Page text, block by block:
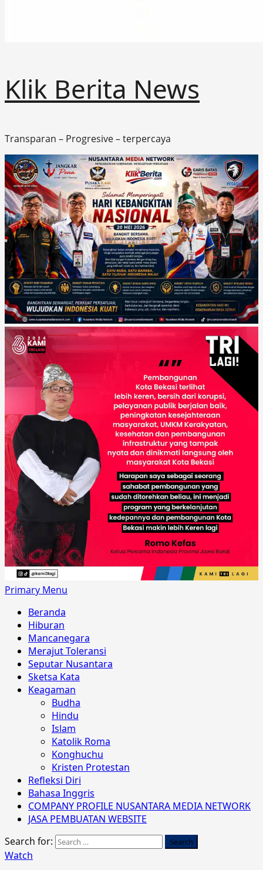
Klik Berita News
Transparan – Progresive – terpercaya
Primary Menu
Beranda
Hiburan
Mancanegara
Merajut Toleransi
Seputar Nusantara
Sketsa Kata
Keagaman
Budha
Hindu
Islam
Katolik Roma
Konghuchu
Kristen Protestan
Refleksi Diri
Bahasa Inggris
COMPANY PROFILE NUSANTARA MEDIA NETWORK
JASA PEMBUATAN WEBSITE
Search for:
Watch